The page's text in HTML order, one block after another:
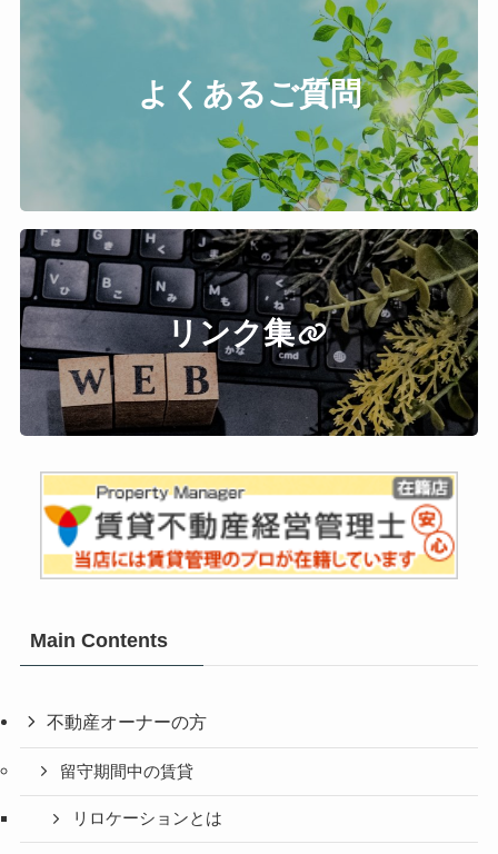
よくあるご質問
リンク集
Main Contents
不動産オーナーの方
留守期間中の賃貸
リロケーションとは